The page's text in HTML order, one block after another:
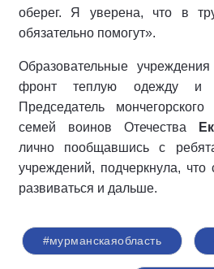
оберег. Я уверена, что в
обязательно помогут».
Образовательные
фронт теплую одежду и
Председатель
семей воинов Отечества
лично пообщавшись с
учреждений, подчеркнула, что
развиваться и дальше.
#мурманскаяобласть